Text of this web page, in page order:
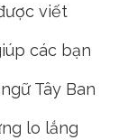
viết
các bạn
Tây Ban
lo lắng